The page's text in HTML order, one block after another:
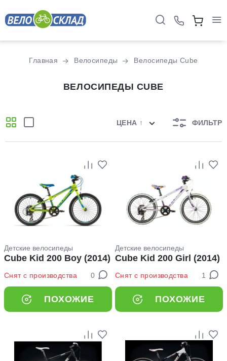
Главная Велосипеды Велосипеды Cube
ВЕЛОСИПЕДЫ CUBE
ЦЕНА ↑ ФИЛЬТР
Детские велосипеды
Cube Kid 200 Boy (2014)
Снят с производства 0
ПОХОЖИЕ
Детские велосипеды
Cube Kid 200 Girl (2014)
Снят с производства 1
ПОХОЖИЕ